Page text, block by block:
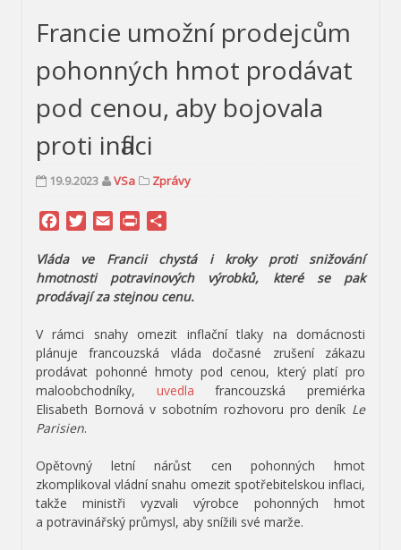
Francie umožní prodejcům
pohonných hmot prodávat
pod cenou, aby bojovala
proti inflaci
19.9.2023 VSa Zprávy
Facebook
Twitter
Email Print
Vláda ve Francii chystá i kroky proti snižování
hmotnosti potravinových výrobků, které se pak
prodávají za stejnou cenu.
V rámci snahy omezit inflační tlaky na domácnosti
plánuje francouzská vláda dočasné zrušení zákazu
prodávat pohonné hmoty pod cenou, který platí pro
maloobchodníky, uvedla francouzská premiérka
Elisabeth Bornová v sobotním rozhovoru pro deník Le
Parisien.
Opětovný letní nárůst cen pohonných hmot
zkomplikoval vládní snahu omezit spotřebitelskou inflaci,
takže ministři vyzvali výrobce pohonných hmot
a potravinářský průmysl, aby snížili své marže.